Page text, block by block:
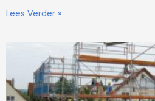
Lees Verder »